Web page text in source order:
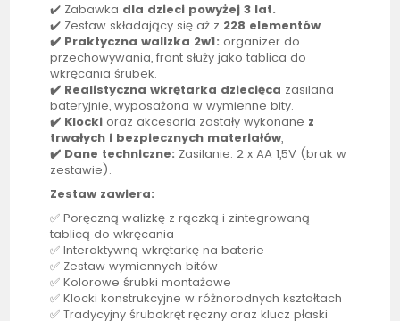
✔️ Zabawka dla dzieci powyżej 3 lat.
✔️ Zestaw składający się aż z 228 elementów
✔️ Praktyczna walizka 2w1: organizer do
przechowywania, front służy jakotablica do
wkręcania śrubek.
✔️ Realistycznawkrętarka dziecięca zasilana
bateryjnie, wyposażona w wymienne bity.
✔️ Klockioraz akcesoria zostały wykonane z
trwałych i bezpiecznych materiałów,
✔️ Dane techniczne: Zasilanie: 2 x AA 1,5V (brak w
zestawie).
Zestaw zawiera:
✅ Poręczną walizkę z rączką i zintegrowaną
tablicą do wkręcania
✅ Interaktywną wkrętarkę na baterie
✅ Zestaw wymiennych bitów
✅ Kolorowe śrubki montażowe
✅ Klocki konstrukcyjne w różnorodnych kształtach
✅ Tradycyjny śrubokręt ręczny oraz klucz płaski